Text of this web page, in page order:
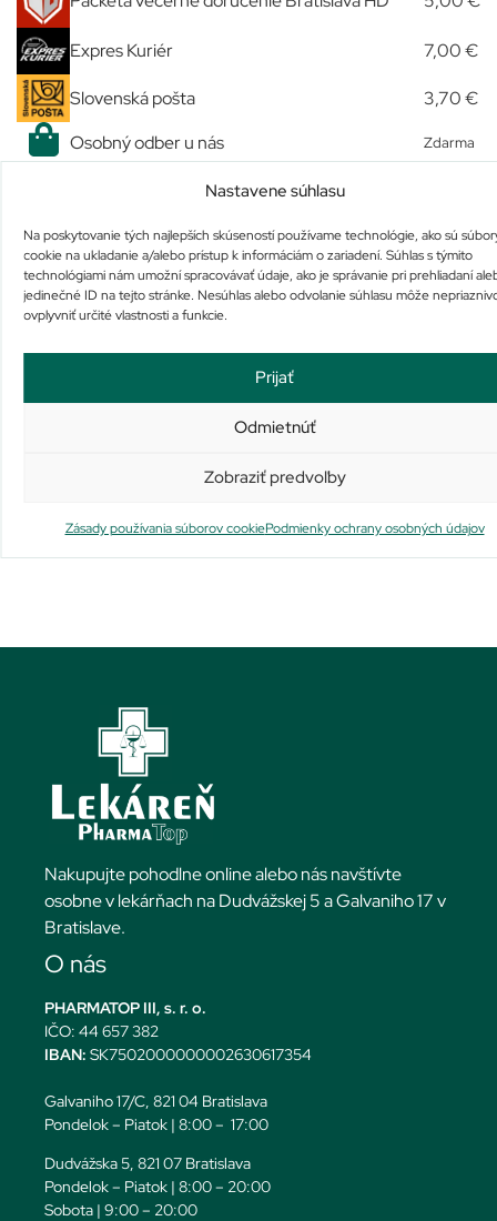
Nastavene súhlasu
Na poskytovanie tých najlepších skúseností používame technológie, ako sú
cookie na ukladanie a/alebo prístup k informáciám o zariadení. Súhlas s týmito
technológiami nám umožní spracovávať údaje, ako je správanie pri prehliadaní
jedinečné ID na tejto stránke. Nesúhlas alebo odvolanie súhlasu môže
ovplyvniť určité vlastnosti a funkcie.
Prijať
Odmietnúť
Zobraziť predvoľby
Zásady používania súborov cookiePodmienky ochrany osobných údajov
Expres Kuriér 7,00 €
Slovenská pošta
3,70 €
Osobný odber u nás
Zdarma
Podobné produkty
SENSITIVE
26,38€
Nakupujte pohodlne online alebo nás navštívte
osobne v lekárňach na Dudvážskej 5 a Galvaniho 17 v
Bratislave.
O nás
PHARMATOP III, s. r. o.
IČO: 44 657 382
IBAN: SK7502000000002630617354
Galvaniho 17/C, 821 04 Bratislava
Pondelok – Piatok | 8:00 – 17:00
Dudvážska 5, 821 07 Bratislava
Pondelok – Piatok | 8:00 – 20:00
Sobota | 9:00 – 20:00